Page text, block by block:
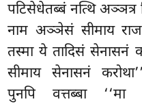
पटिसेधेतब्बं नत्थि अञ्ञत्र
नाम अञ्ञेसं सीमाय
तस्मा ये तादिसं सेनासनं
सीमाय सेनासनं
पुनपि वत्तब्बा